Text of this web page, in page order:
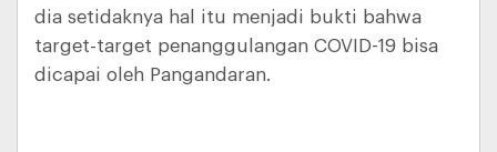
dia setidaknya hal itu menjadi bukti bahwa
target-target penanggulangan COVID-19 bisa
dicapai oleh Pangandaran.